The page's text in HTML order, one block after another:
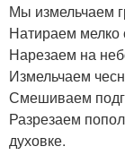
Мы измельчаем
Натираем мелко
Нарезаем на
Измельчаем
Смешиваем
Разрезаем
духовке.